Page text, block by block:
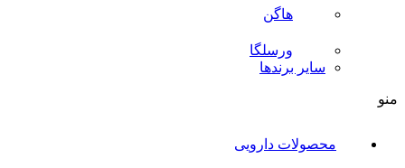
هاگن
ورسلگا
سایر برند‌ها
منو
محصولات دارویی